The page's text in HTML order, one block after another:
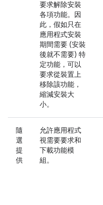
要求解除安裝
各項功能。因
此，假如只在
應用程式安裝
期間需要 (安裝
後就不需要) 特
定功能，可以
要求從裝置上
移除該功能，
縮減安裝大
小。
隨
選
提
供
允許應用程式
視需要要求和
下載功能模
組。